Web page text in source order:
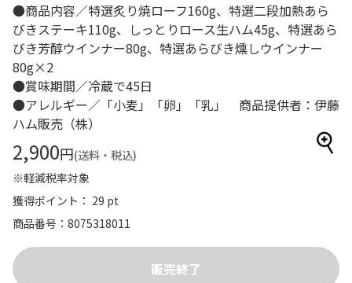
●商品内容／特選炙り焼ローフ160g、特選二段加熱あら
びきステーキ110g、しっとりロース生ハム45g、特選あら
びき芳醇ウインナー80g、特選あらびき燻しウインナー
80g×2
●賞味期間／冷蔵で45日
●アレルギー／「小麦」「卵」「乳」 商品提供者：伊藤
ハム販売（株）
2,900円(送料・税込)
※軽減税率対象
獲得ポイント： 29 pt
商品番号
8075318011